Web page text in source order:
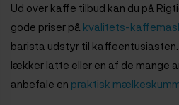
Ud over kaffe tilbud kan du på
gode priser på kvalitets-
barista udstyr til kaffeentusiasten.
lækker latte eller en af de mange
anbefale en praktisk